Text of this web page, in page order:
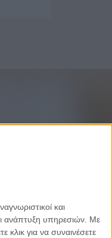
και
ανάπτυξη υπηρεσιών. Με
για να συναινέσετε